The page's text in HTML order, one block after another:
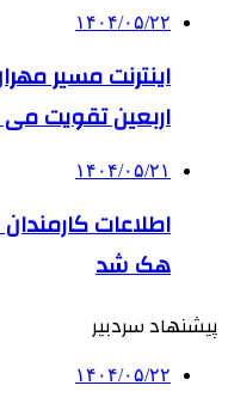
۱۴۰۴/۰۵/۲۲
اینترنت مسیر
اربعین تقویت
۱۴۰۴/۰۵/۲۱
اطلاعات
هک شد
پیشنهاد سردبیر
۱۴۰۴/۰۵/۲۲